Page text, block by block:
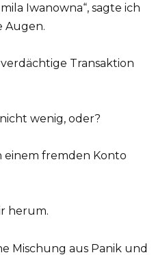
Iwanowna“, sagte ich
Augen.
Transaktion
wenig, oder?
einem fremden Konto
herum.
Mischung aus Panik und